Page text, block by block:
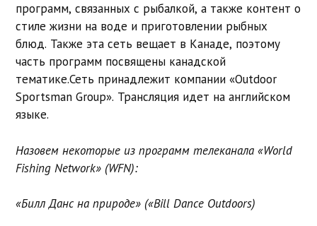
программ, связанных с рыбалкой, а также контент о
стиле жизни на воде и приготовлении рыбных
блюд. Также эта сеть вещает в Канаде, поэтому
часть программ посвящены канадской
тематике.Сеть принадлежит компании «Outdoor
Sportsman Group». Трансляция идет на английском
языке.
Назовем некоторые из программ телеканала «World
Fishing Network» (WFN):
«Билл Данс на природе» («Bill Dance Outdoors)